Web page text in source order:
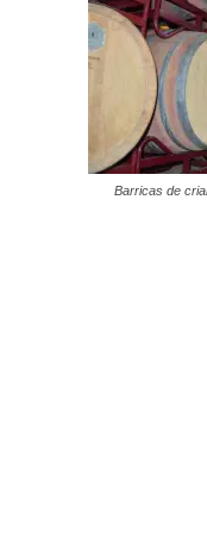
Barricas de